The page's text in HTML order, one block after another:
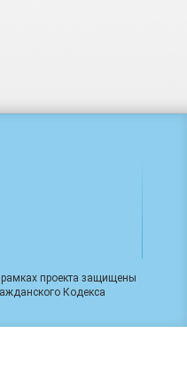
рамках проекта защищены
Кодекса